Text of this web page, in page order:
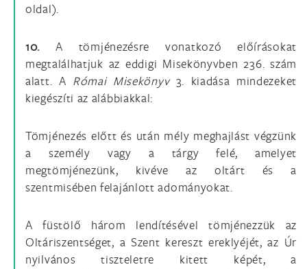
oldal).
10. A tömjénezésre vonatkozó előírásokat
megtalálhatjuk az eddigi Misekönyvben 236. szám
alatt. A Római Misekönyv3. kiadása mindezeket
kiegészíti az alábbiakkal:
Tömjénezés előtt és után mély meghajlást végzünk
a személy vagy a tárgy felé, amelyet
megtömjénezünk, kivéve az oltárt és a
szentmisében felajánlott adományokat.
A füstölő három lendítésével tömjénezzük az
Oltáriszentséget, a Szent kereszt ereklyéjét, az Úr
nyilvános tiszteletre kitett képét, a